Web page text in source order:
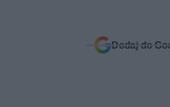
Dodaj do